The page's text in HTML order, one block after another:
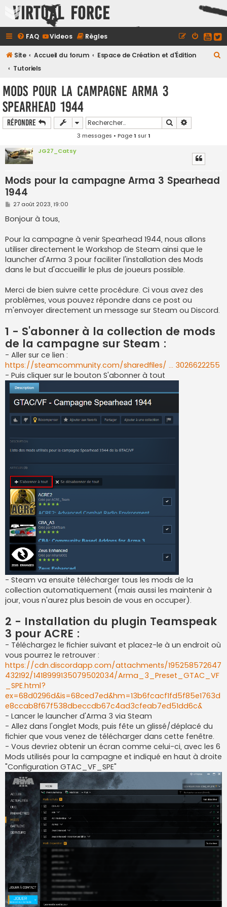
Virtual Force
FAQ Videos Règles
Site Accueil du forum
Espace de Création et d'Édition
Tutoriels
Mods pour la campagne Arma 3
Spearhead 1944
Répondre Rechercher
3 messages • Page1 sur1
JG27_Catsy
Mods pour la campagne Arma 3 Spearhead
1944
M
s
s
g
e
27 août 2023, 19:00
Bonjour à tous,
Pour la campagne à venir Spearhead 1944, nous allons
utiliser directement le Workshop de Steam ainsi que le
launcher d'Arma 3 pour faciliter l'installation des Mods
dans le but d'accueillir le plus de joueurs possible.
Merci de bien suivre cette procédure. Ci vous avez des
problèmes, vous pouvez répondre dans ce post ou
m'envoyer directement un message sur Steam ou Discord.
1 - S'abonner à la collection de mods
de la campagne sur Steam :
- Aller sur ce lien :
https://steamcommunity.com/sharedfiles/ ... 3026622255
- Puis cliquer sur le bouton S'abonner à tout
- Steam va ensuite télécharger tous les mods de la
collection automatiquement (mais aussi les maintenir à
jour, vous n'aurez plus besoin de vous en occuper).
2 - Installation du plugin Teamspeak
3 pour ACRE :
- Téléchargez le fichier suivant et placez-le à un endroit où
vous pourrez le retrouver :
https://cdn.discordapp.com/attachments/195258572647
432192/1418999135079502034/Arma_3_Preset_GTAC_VF
_SPE.html?
ex=68d0296d&is=68ced7ed&hm=13b6fcacf1fd5f85e1763d
e8ccab8f67f538dbeccdb67c4ad3cfeab7ed51dd6c&
- Lancer le launcher d'Arma 3 via Steam
- Allez dans l'onglet Mods, puis fête un glissé/déplacé du
fichier que vous venez de télécharger dans cette fenêtre.
- Vous devriez obtenir un écran comme celui-ci, avec les 6
Mods utilisés pour la campagne et indiqué en haut à droite
"Configuration GTAC_VF_SPE"